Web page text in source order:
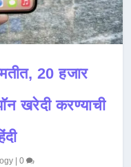
20 हजार
खरेदी करण्याची
|0